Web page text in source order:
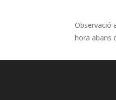
Observació
hora abans